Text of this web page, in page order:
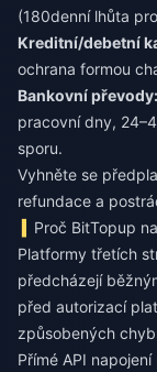
(180denní lhůta
Kreditní/debetní
ochrana formou
Bankovní převody:
pracovní dny,
sporu.
Vyhněte se
refundace a
Proč BitTopup
Platformy třetích
předcházejí
před autorizací
způsobených
Přímé API